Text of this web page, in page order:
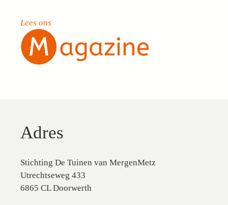
Lees ons
Adres
Stichting De Tuinen van MergenMetz
Utrechtseweg 433
6865 CL Doorwerth